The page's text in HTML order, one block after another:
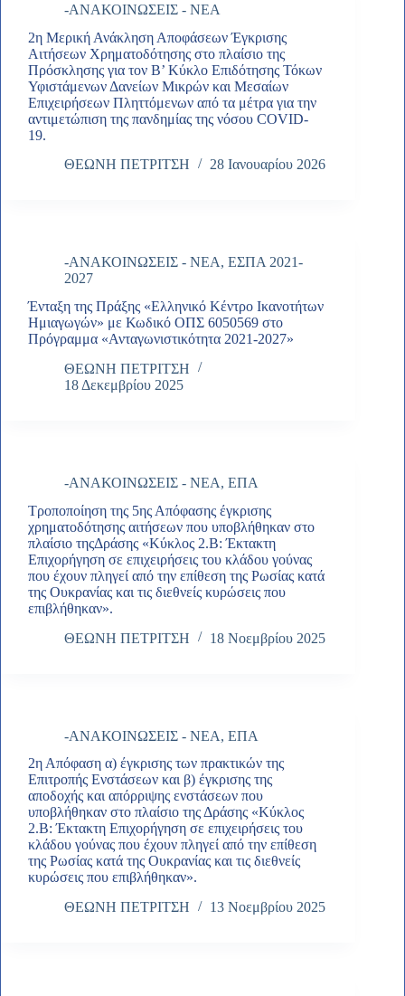
-ΑΝΑΚΟΙΝΩΣΕΙΣ - ΝΕΑ
2η Μερική Ανάκληση Αποφάσεων Έγκρισης
Αιτήσεων Χρηματοδότησης στο πλαίσιο της
Πρόσκλησης για τον Β’ Κύκλο Επιδότησης Τόκων
Υφιστάμενων Δανείων Μικρών και Μεσαίων
Επιχειρήσεων Πληττόμενων από τα μέτρα για την
αντιμετώπιση της πανδημίας της νόσου COVID-
19.
ΘΕΩΝΗ ΠΕΤΡΙΤΣΗ
28 Ιανουαρίου 2026
-ΑΝΑΚΟΙΝΩΣΕΙΣ - ΝΕΑ, ΕΣΠΑ 2021-
2027
Ένταξη της Πράξης «Ελληνικό Κέντρο Ικανοτήτων
Ημιαγωγών» με Κωδικό ΟΠΣ 6050569 στο
Πρόγραμμα «Ανταγωνιστικότητα 2021-2027»
ΘΕΩΝΗ ΠΕΤΡΙΤΣΗ
18 Δεκεμβρίου 2025
-ΑΝΑΚΟΙΝΩΣΕΙΣ - ΝΕΑ, ΕΠΑ
Τροποποίηση της 5ης Απόφασης έγκρισης
χρηματοδότησης αιτήσεων που υποβλήθηκαν στο
πλαίσιο τηςΔράσης «Κύκλος 2.Β: Έκτακτη
Επιχορήγηση σε επιχειρήσεις του κλάδου γούνας
που έχουν πληγεί από την επίθεση της Ρωσίας κατά
της Ουκρανίας και τις διεθνείς κυρώσεις που
επιβλήθηκαν».
ΘΕΩΝΗ ΠΕΤΡΙΤΣΗ
18 Νοεμβρίου 2025
-ΑΝΑΚΟΙΝΩΣΕΙΣ - ΝΕΑ, ΕΠΑ
2η Απόφαση α) έγκρισης των πρακτικών της
Επιτροπής Ενστάσεων και β) έγκρισης της
αποδοχής και απόρριψης ενστάσεων που
υποβλήθηκαν στο πλαίσιο της Δράσης «Κύκλος
2.Β: Έκτακτη Επιχορήγηση σε επιχειρήσεις του
κλάδου γούνας που έχουν πληγεί από την επίθεση
της Ρωσίας κατά της Ουκρανίας και τις διεθνείς
κυρώσεις που επιβλήθηκαν».
ΘΕΩΝΗ ΠΕΤΡΙΤΣΗ
13 Νοεμβρίου 2025